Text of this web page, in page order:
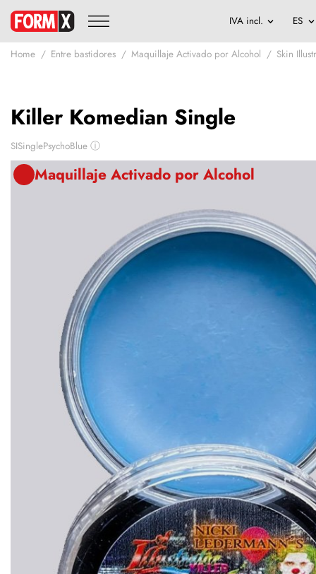
Home Entre bastidores Maquillaje Activado por Alcohol Skin
Killer Komedian Single
SISinglePsychoBlue ⓘ
Maquillaje Activado por Alcohol